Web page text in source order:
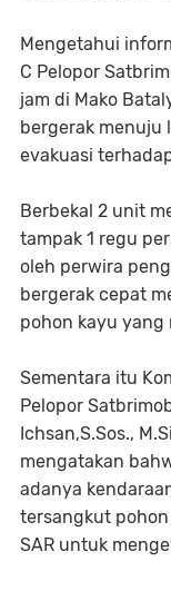
Mengetahui
C Pelopor
jam di Mako
bergerak menuju
evakuasi
Berbekal 2 unit
tampak 1 regu
oleh perwira
bergerak cepat
pohon kayu yang
Sementara itu
Pelopor
Ichsan,S.Sos.,
mengatakan
adanya
tersangkut
SAR untuk